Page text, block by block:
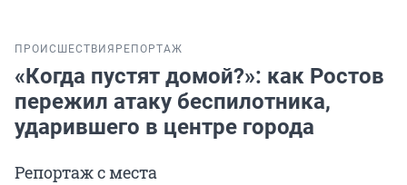
ПРОИСШЕСТВИЯ РЕПОРТАЖ
«Когда пустят домой?»: как Ростов
пережил атаку беспилотника,
ударившего в центре города
Репортаж с места